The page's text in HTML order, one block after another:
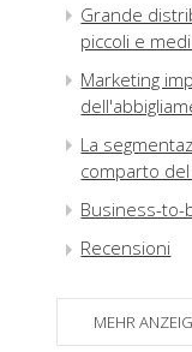
Grande
piccoli e
Marketing
La
comparto
Business-to-
Recensioni
MEHR